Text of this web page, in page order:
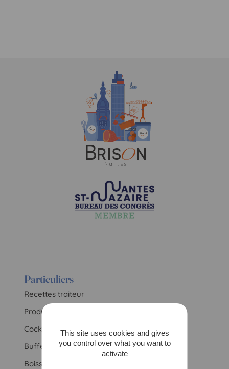
Particuliers
Recettes traiteur
Produits star
Cocktail
Buffet
Boissons
This site uses cookies and gives
you control over what you want to
activate